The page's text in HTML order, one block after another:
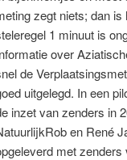
zegt niets; dan
1 minuut is
over
de
uitgelegd. In een
inzet van zenders in
en René
met zenders